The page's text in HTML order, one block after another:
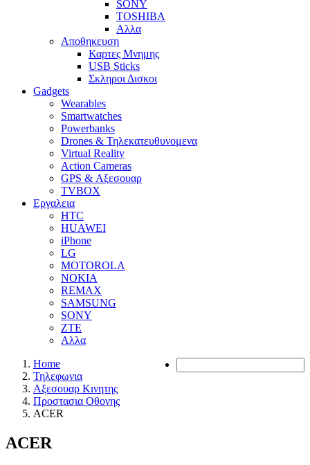
SONY
TOSHIBA
Αλλα
Αποθηκευση
Καρτες Μνημης
USB Sticks
Σκληροι Δισκοι
Gadgets
Wearables
Smartwatches
Powerbanks
Drones & Τηλεκατευθυνομενα
Virtual Reality
Action Cameras
GPS & Αξεσουαρ
TVBOX
Εργαλεια
HTC
HUAWEI
iPhone
LG
MOTOROLA
NOKIA
REMAX
SAMSUNG
SONY
ZTE
Αλλα
Home
Τηλεφωνια
Αξεσουαρ Κινητης
Προστασια Οθονης
ACER
ACER